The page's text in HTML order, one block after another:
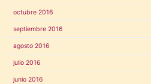
octubre 2016
septiembre 2016
agosto 2016
julio 2016
junio 2016